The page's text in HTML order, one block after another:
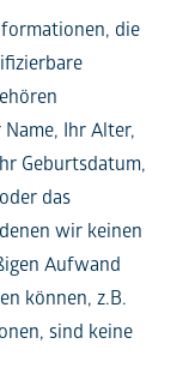
die
Ihr Alter,
Geburtsdatum,
das
wir keinen
Aufwand
können, z.B.
sind keine